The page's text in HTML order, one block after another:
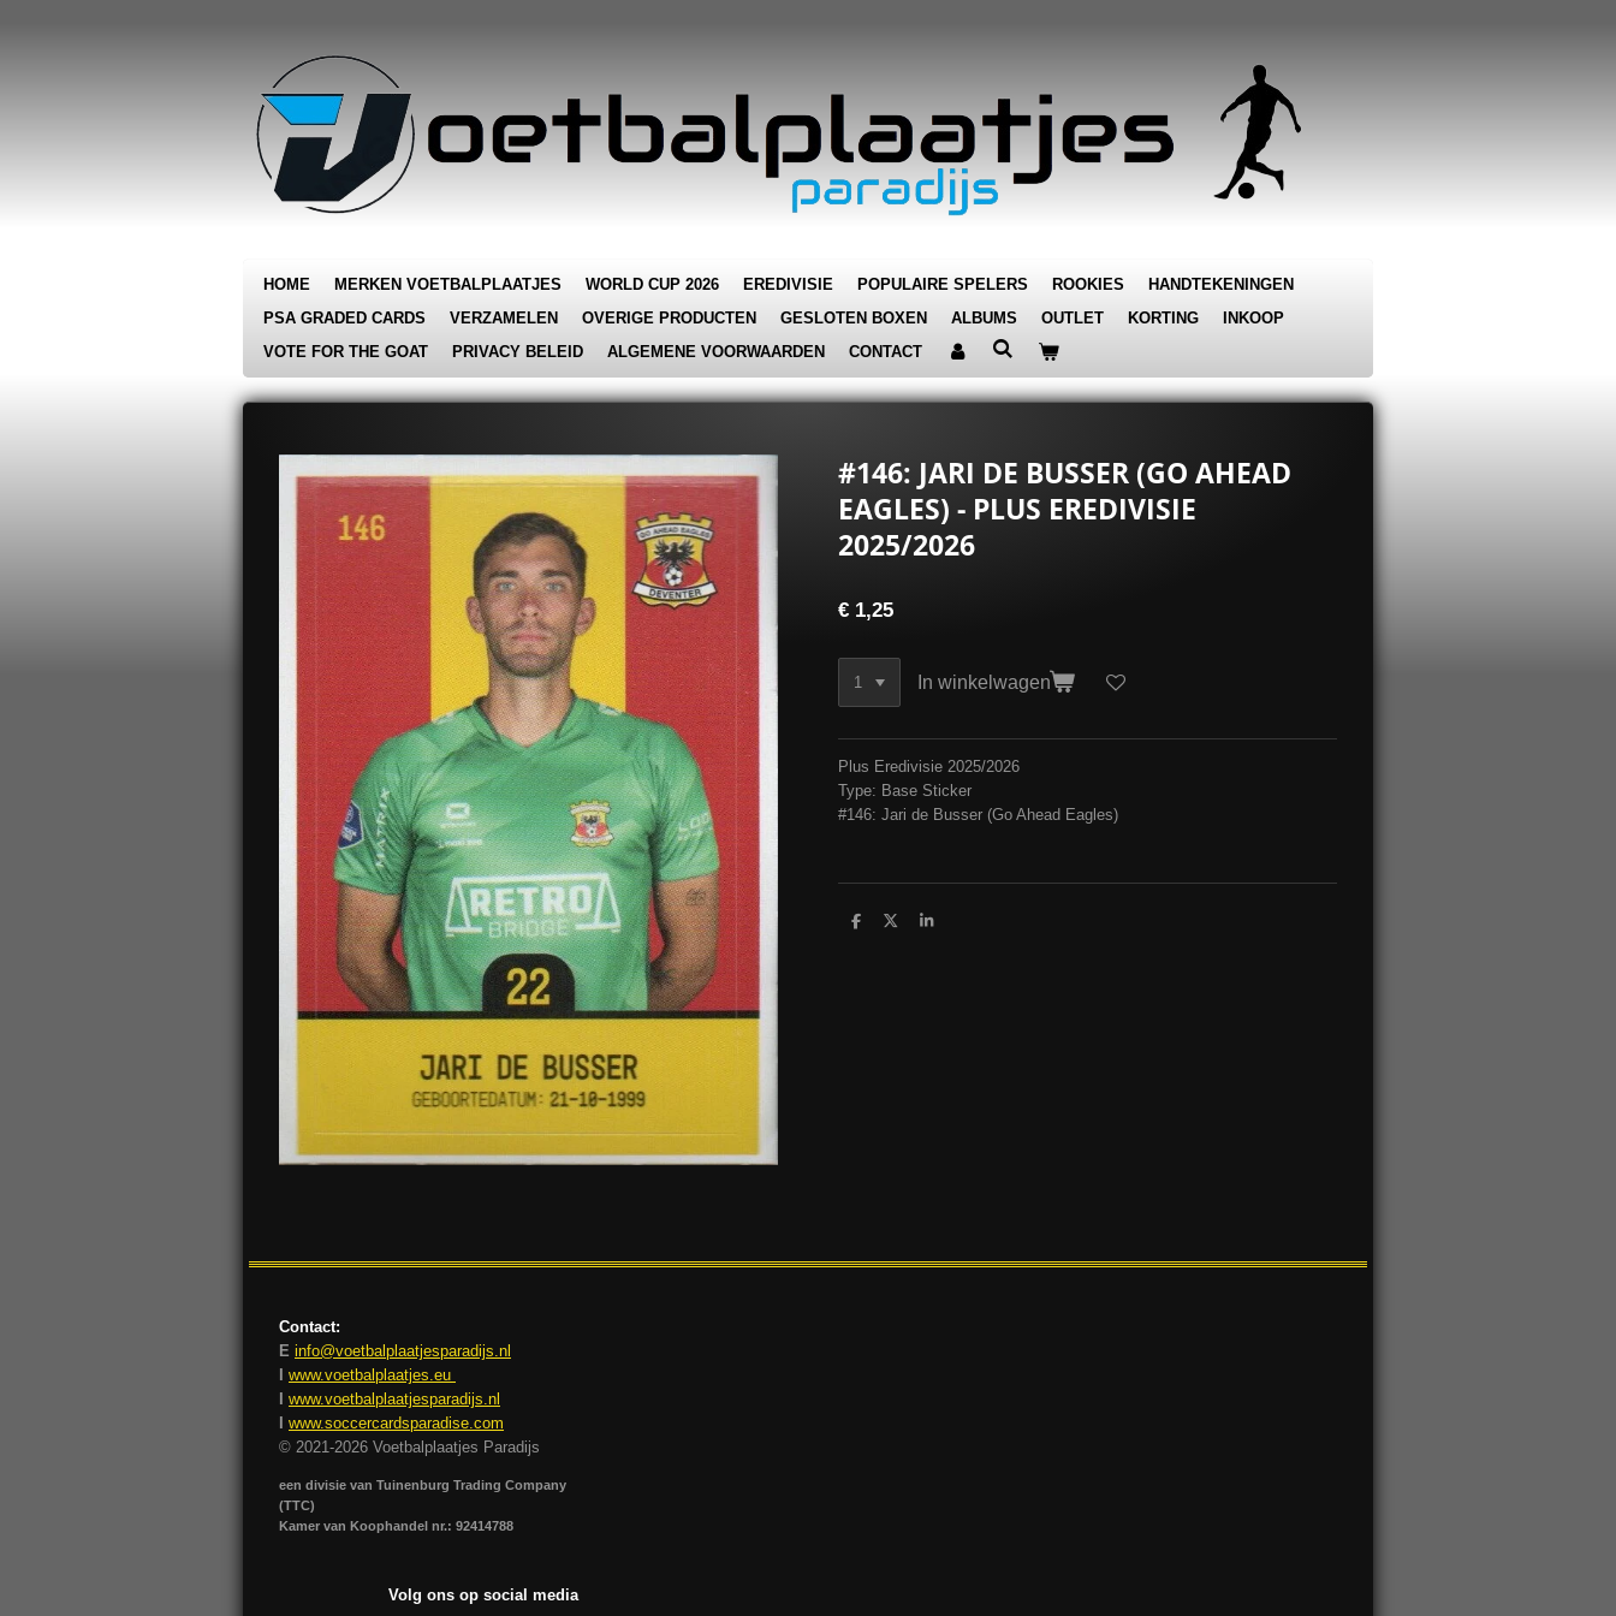
HOME MERKEN VOETBALPLAATJES WORLD CUP 2026 EREDIVISIE POPULAIRE SPELERS ROOKIES
HANDTEKENINGEN
PSA GRADED CARDS
VERZAMELEN OVERIGE PRODUCTEN GESLOTEN BOXEN ALBUMS OUTLET KORTING
INKOOP
VOTE FOR THE GOAT
PRIVACY BELEID ALGEMENE VOORWAARDEN CONTACT
#146: JARI DE BUSSER (GO AHEAD
EAGLES) - PLUS EREDIVISIE
2025/2026
€ 1,25
In winkelwagen
Plus Eredivisie 2025/2026
Type: Base Sticker
#146: Jari de Busser (Go Ahead Eagles)
D
D
S
Contact:
E info@voetbalplaatjesparadijs.nl
I www.voetbalplaatjes.eu
I www.voetbalplaatjesparadijs.nl
I www.soccercardsparadise.com
© 2021-2026 Voetbalplaatjes Paradijs
een divisie van Tuinenburg Trading Company
(TTC)
Kamer van Koophandel nr.: 92414788
Volg ons op social media